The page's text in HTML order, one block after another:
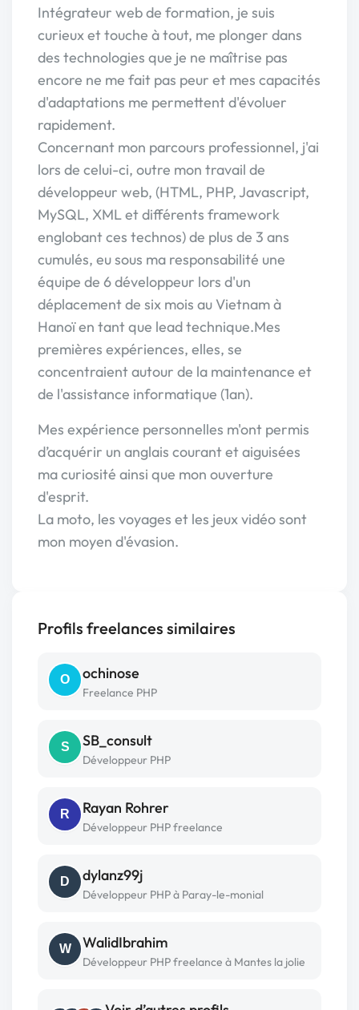
Intégrateur web de formation, je suis
curieux et touche à tout, me plonger dans
des technologies que je ne maîtrise pas
encore ne me fait pas peur et mes capacités
d'adaptations me permettent d'évoluer
rapidement.
Concernant mon parcours professionnel, j'ai
lors de celui-ci, outre mon travail de
développeur web, (HTML, PHP, Javascript,
MySQL, XML et différents framework
englobant ces technos) de plus de 3 ans
cumulés, eu sous ma responsabilité une
équipe de 6 développeur lors d'un
déplacement de six mois au Vietnam à
Hanoï en tant que lead technique.Mes
premières expériences, elles, se
concentraient autour de la maintenance et
de l'assistance informatique (1an).
Mes expérience personnelles m'ont permis
d’acquérir un anglais courant et aiguisées
ma curiosité ainsi que mon ouverture
d'esprit.
La moto, les voyages et les jeux vidéo sont
mon moyen d'évasion.
Profils freelances similaires
O ochinose
Freelance PHP
S SB_consult
Développeur PHP
R Rayan Rohrer
Développeur PHP freelance
D dylanz99j
Développeur PHP à Paray-le-monial
W WalidIbrahim
Développeur PHP freelance à Mantes la jolie